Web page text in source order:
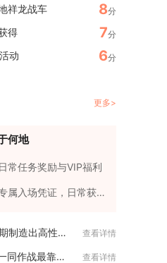
祥龙战车 8分
得 7分
动 6分
更多>
何地
常任务奖励与VIP福利
属入场凭证，日常获
二战风云如何在二战时期制造出高性能的虎式坦克 查看详情
少年三国志中与司马懿一同作战最靠谱的是谁 查看详情